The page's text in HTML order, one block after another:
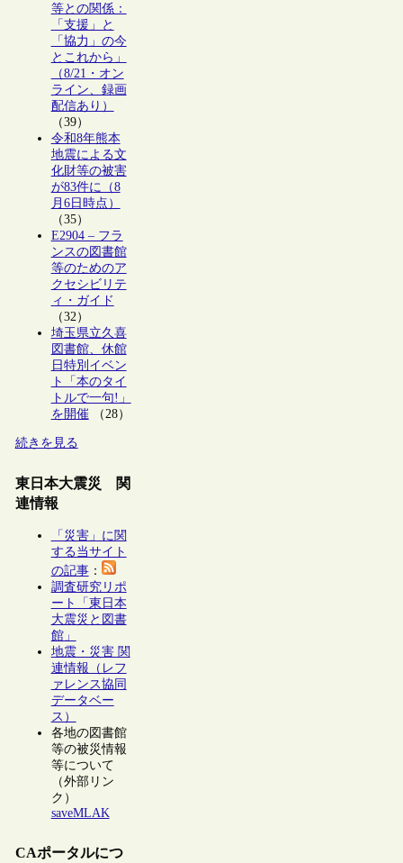
等との関係：
「支援」と
「協力」の今
とこれから」
（8/21・オン
ライン、録画
配信あり）
（39）
令和8年熊本
地震による文
化財等の被害
が83件に（8
月6日時点）
（35）
E2904 – フラ
ンスの図書館
等のためのア
クセシビリテ
ィ・ガイド
（32）
埼玉県立久喜
図書館、休館
日特別イベン
ト「本のタイ
トルで一句!」
を開催（28）
続きを見る
東日本大震災 関
連情報
「災害」に関
する当サイト
の記事：
調査研究リポ
ート「東日本
大震災と図書
館」
地震・災害 関
連情報（レフ
ァレンス協同
データベー
ス）
各地の図書館
等の被災情報
等について
（外部リン
ク）
saveMLAK
CAポータルにつ